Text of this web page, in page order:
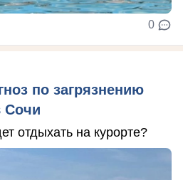
0
по загрязнению
Сочи
отдыхать на курорте?